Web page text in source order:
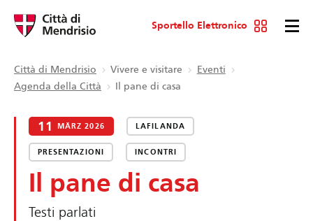
Sportello Elettronico
Città di Mendrisio Vivere e visitare
Eventi
Agenda della Città
Il pane di casa
11 MÄRZ 2026 LAFILANDA
PRESENTAZIONI INCONTRI
Il pane di casa
Testi parlati